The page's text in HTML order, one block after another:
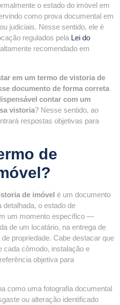
o estado do imóvel em
como prova documental em
judiciais. Nesse sentido, ele é
regulados pela Lei do
recomendado em
em um termo de vistoria de
documento de forma correta
contar com um
vistoria? Nesse sentido, ao
respostas objetivas para
de
de imóvel é um documento
o estado de
um momento específico —
de um locatário, na entrega de
propriedade. Cabe destacar que
cada cômodo, instalação e
objetiva para
como uma fotografia documental
ou alteração identificado